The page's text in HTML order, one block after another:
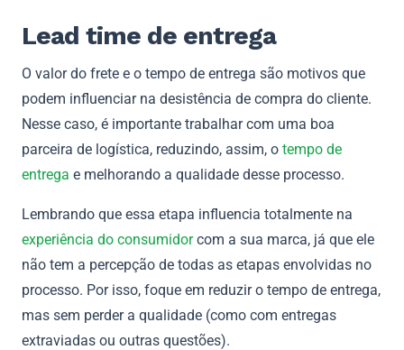
Lead time de entrega
O valor do frete e o tempo de entrega são motivos que
podem influenciar na desistência de compra do cliente.
Nesse caso, é importante trabalhar com uma boa
parceira de logística, reduzindo, assim, o tempo de
entrega e melhorando a qualidade desse processo.
Lembrando que essa etapa influencia totalmente na
experiência do consumidorcom a sua marca, já que ele
não tem a percepção de todas as etapas envolvidas no
processo. Por isso, foque em reduzir o tempo de entrega,
mas sem perder a qualidade (como com entregas
extraviadas ou outras questões).